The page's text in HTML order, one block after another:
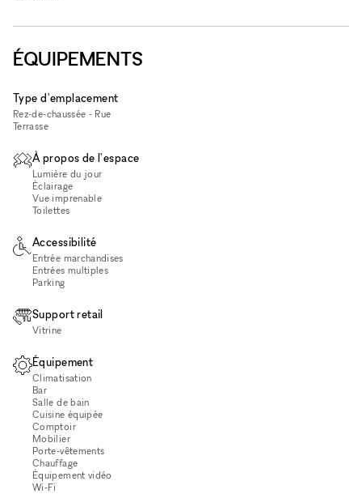
ÉQUIPEMENTS
Type d'emplacement
Rez-de-chaussée - Rue
Terrasse
À propos de l'espace
Lumière du jour
Éclairage
Vue imprenable
Toilettes
Accessibilité
Entrée marchandises
Entrées multiples
Parking
Support retail
Vitrine
Équipement
Climatisation
Bar
Salle de bain
Cuisine équipée
Comptoir
Mobilier
Porte-vêtements
Chauffage
Équipement vidéo
Wi‑Fi